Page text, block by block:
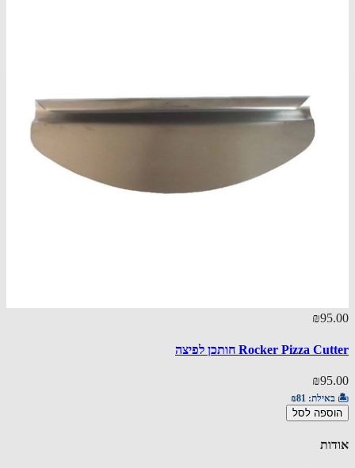
₪95.00
Rocker Pizza Cutter חותכן לפיצה
₪95.00
🏝️ באילת: ₪81
הוספה לסל
אודות